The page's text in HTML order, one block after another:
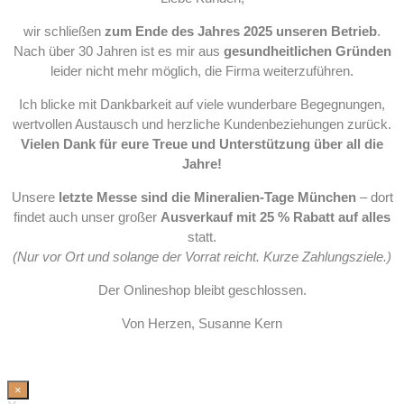
wir schließen zum Ende des Jahres 2025 unseren Betrieb.
Nach über 30 Jahren ist es mir aus gesundheitlichen Gründen
leider nicht mehr möglich, die Firma weiterzuführen.
Ich blicke mit Dankbarkeit auf viele wunderbare Begegnungen,
wertvollen Austausch und herzliche Kundenbeziehungen zurück.
Vielen Dank für eure Treue und Unterstützung über all die
Jahre!
Unsere letzte Messe sind die Mineralien-Tage München– dort
findet auch unser großer Ausverkauf mit 25 % Rabatt auf alles
statt.
(Nur vor Ort und solange der Vorrat reicht. Kurze Zahlungsziele.)
Der Onlineshop bleibt geschlossen.
Von Herzen, Susanne Kern
×